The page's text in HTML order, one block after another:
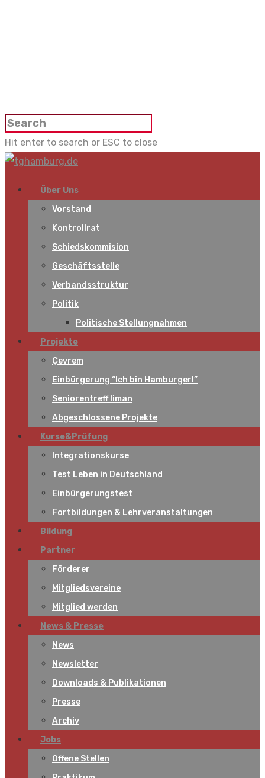
Hit enter to search or ESC to close
Über Uns
Vorstand
Kontrollrat
Schiedskommision
Geschäftsstelle
Verbandsstruktur
Politik
Politische Stellungnahmen
Projekte
Çevrem
Einbürgerung “Ich bin Hamburger!”
Seniorentreff liman
Abgeschlossene Projekte
Kurse&Prüfung
Integrationskurse
Test Leben in Deutschland
Einbürgerungstest
Fortbildungen & Lehrveranstaltungen
Bildung
Partner
Förderer
Mitgliedsvereine
Mitglied werden
News & Presse
News
Newsletter
Downloads & Publikationen
Presse
Archiv
Jobs
Offene Stellen